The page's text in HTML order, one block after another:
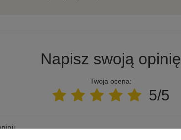
Napisz swoją opinię
Twoja ocena:
5/5